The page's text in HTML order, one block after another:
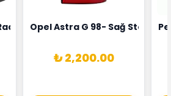
05E903018G
Üst Hortumu Rapro Marka
Opel Astra G 98- Sağ Stop
₺ 2,200.00